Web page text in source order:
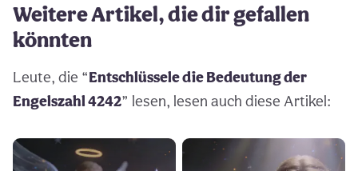
Weitere Artikel, die dir gefallen
könnten
Leute, die “Entschlüssele die Bedeutung der
Engelszahl 4242” lesen, lesen auch diese Artikel: